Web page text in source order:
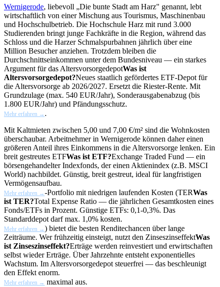
Wernigerode, liebevoll „Die bunte Stadt am Harz" genannt, lebt
wirtschaftlich von einer Mischung aus Tourismus, Maschinenbau
und Hochschulbetrieb. Die Hochschule Harz mit rund 3.000
Studierenden bringt junge Fachkräfte in die Region, während das
Schloss und die Harzer Schmalspurbahnen jährlich über eine
Million Besucher anziehen. Trotzdem bleiben die
Durchschnittseinkommen unter dem Bundesniveau — ein starkes
Argument für das AltersvorsorgedepotWas ist
Altersvorsorgedepot?Neues staatlich gefördertes ETF-Depot für
die Altersvorsorge ab 2026/2027. Ersetzt die Riester-Rente. Mit
Grundzulage (max. 540 EUR/Jahr), Sonderausgabenabzug (bis
1.800 EUR/Jahr) und Pfändungsschutz.
Mehr erfahren → .
Mit Kaltmieten zwischen 5,00 und 7,00 €/m² sind die Wohnkosten
überschaubar. Arbeitnehmer in Wernigerode können daher einen
größeren Anteil ihres Einkommens in die Altersvorsorge lenken. Ein
breit gestreutes ETFWas ist ETF?Exchange Traded Fund — ein
börsengehandelter Indexfonds, der einen Aktienindex (z.B. MSCI
World) nachbildet. Günstig, breit gestreut, ideal für langfristigen
Vermögensaufbau.
Mehr erfahren →-Portfolio mit niedrigen laufenden Kosten (TERWas
ist TER?Total Expense Ratio — die jährlichen Gesamtkosten eines
Fonds/ETFs in Prozent. Günstige ETFs: 0,1-0,3%. Das
Standarddepot darf max. 1,0% kosten.
Mehr erfahren →) bietet die besten Renditechancen über lange
Zeiträume. Wer frühzeitig einsteigt, nutzt den ZinseszinseffektWas
ist Zinseszinseffekt?Erträge werden reinvestiert und erwirtschaften
selbst wieder Erträge. Über Jahrzehnte entsteht exponentielles
Wachstum. Im Altersvorsorgedepot steuerfrei — das beschleunigt
den Effekt enorm.
Mehr erfahren → maximal aus.